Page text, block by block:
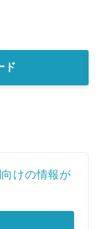
ド
けの情報が